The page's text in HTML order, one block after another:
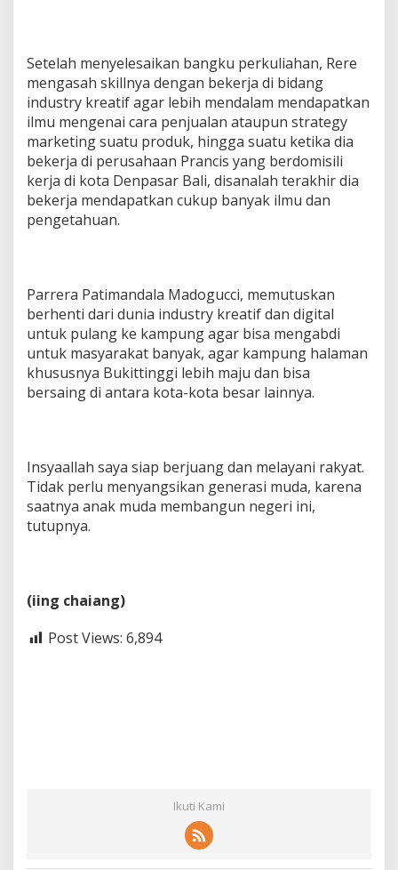
Setelah menyelesaikan bangku perkuliahan, Rere
mengasah skillnya dengan bekerja di bidang
industry kreatif agar lebih mendalam mendapatkan
ilmu mengenai cara penjualan ataupun strategy
marketing suatu produk, hingga suatu ketika dia
bekerja di perusahaan Prancis yang berdomisili
kerja di kota Denpasar Bali, disanalah terakhir dia
bekerja mendapatkan cukup banyak ilmu dan
pengetahuan.
Parrera Patimandala Madogucci, memutuskan
berhenti dari dunia industry kreatif dan digital
untuk pulang ke kampung agar bisa mengabdi
untuk masyarakat banyak, agar kampung halaman
khususnya Bukittinggi lebih maju dan bisa
bersaing di antara kota-kota besar lainnya.
Insyaallah saya siap berjuang dan melayani rakyat.
Tidak perlu menyangsikan generasi muda, karena
saatnya anak muda membangun negeri ini,
tutupnya.
(iing chaiang)
Post Views: 6,894
Ikuti Kami